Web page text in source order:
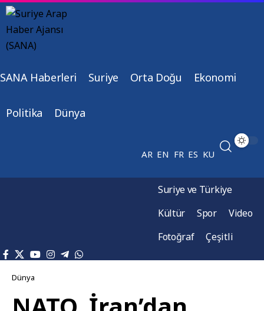
SANA Haberleri Suriye Orta Doğu Ekonomi
Politika Dünya
AR EN FR ES KU
Suriye ve Türkiye
Kültür
Spor
Video
Fotoğraf
Çeşitli
Dünya